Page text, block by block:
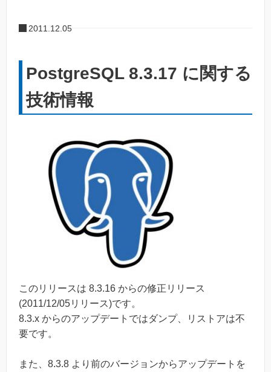
2011.12.05
PostgreSQL 8.3.17 に関する
技術情報
このリリースは 8.3.16 からの修正リリース
(2011/12/05リリース)です。
8.3.x からのアップデートではダンプ、リストアは不
要です。
また、8.3.8 より前のバージョンからアップデートを